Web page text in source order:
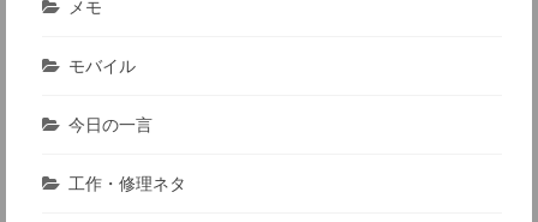
メモ
モバイル
今日の一言
工作・修理ネタ